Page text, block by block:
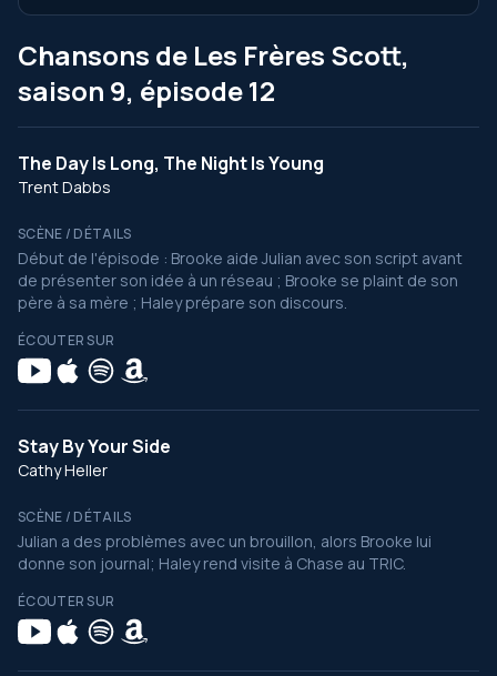
Chansons de Les Frères Scott,
saison 9, épisode 12
The Day Is Long, The Night Is Young
Trent Dabbs
SCÈNE / DÉTAILS
Début de l'épisode : Brooke aide Julian avec son script avant
de présenter son idée à un réseau ; Brooke se plaint de son
père à sa mère ; Haley prépare son discours.
ÉCOUTER SUR
Stay By Your Side
Cathy Heller
SCÈNE / DÉTAILS
Julian a des problèmes avec un brouillon, alors Brooke lui
donne son journal; Haley rend visite à Chase au TRIC.
ÉCOUTER SUR